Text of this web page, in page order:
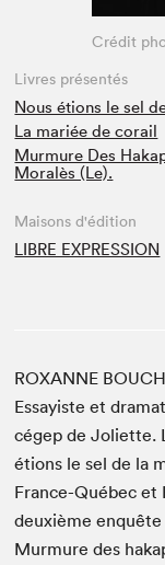
Crédit
Livres présentés
Nous étions le sel
La mariée de corail
Murmure Des
Moralès (Le).
Maisons d'édition
LIBRE EXPRESSION
ROXANNE
Essayiste et
cégep de Joliette.
étions le sel de la
France-Québec
deuxième enquête
Murmure des